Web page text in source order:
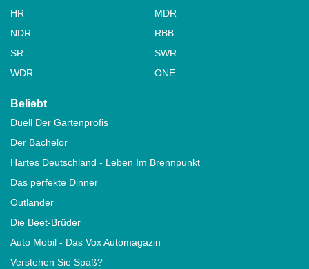
HR
MDR
NDR
RBB
SR
SWR
WDR
ONE
Beliebt
Duell Der Gartenprofis
Der Bachelor
Hartes Deutschland - Leben Im Brennpunkt
Das perfekte Dinner
Outlander
Die Beet-Brüder
Auto Mobil - Das Vox Automagazin
Verstehen Sie Spaß?